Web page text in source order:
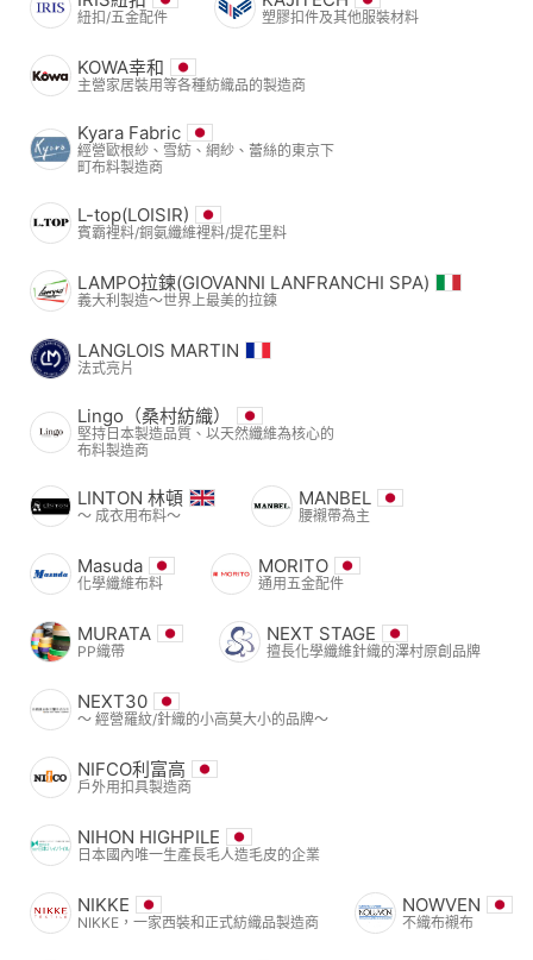
紐扣/五金配件 塑膠扣件及其他服裝材料
KOWA幸和
主營家居裝用等各種紡織品的製造商
Kyara Fabric
經營歐根紗、雪紡、網紗、蕾絲的東京下
町布料製造商
L-top(LOISIR)
賓霸裡料/銅氨纖維裡料/提花里料
LAMPO拉鍊(GIOVANNI LANFRANCHI SPA)
義大利製造～世界上最美的拉鍊
LANGLOIS MARTIN
法式亮片
Lingo（桑村紡織）
堅持日本製造品質、以天然纖維為核心的
布料製造商
LINTON 林頓
〜 成衣用布料〜
MANBEL
腰襯帶為主
Masuda
化學纖維布料
MORITO
通用五金配件
MURATA
PP織帶
NEXT STAGE
擅長化學纖維針織的澤村原創品牌
NEXT30
〜 經營羅紋/針織的小高莫大小的品牌〜
NIFCO利富高
戶外用扣具製造商
NIHON HIGHPILE
日本國內唯一生產長毛人造毛皮的企業
NIKKE
NIKKE，一家西裝和正式紡織品製造商
NOWVEN
不織布襯布